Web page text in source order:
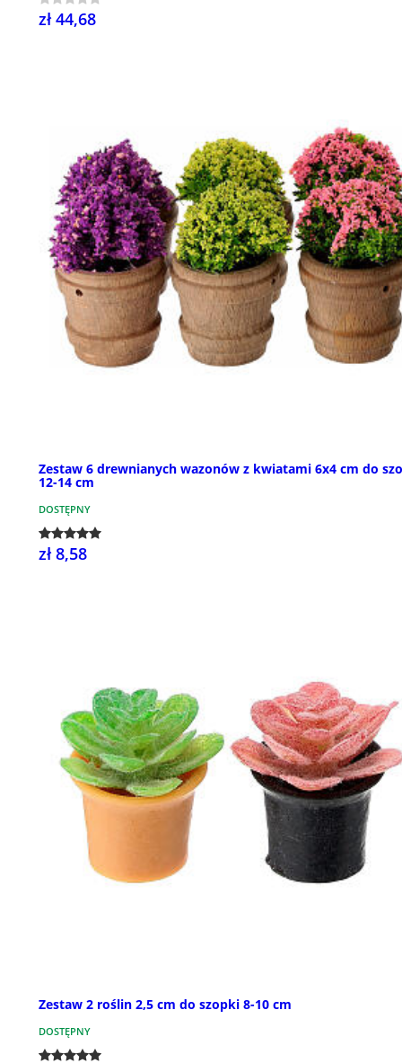
zł 44,68
Zestaw 6 drewnianych wazonów z kwiatami 6x4 cm do
12-14 cm
DOSTĘPNY
zł 8,58
Zestaw 2 roślin 2,5 cm do szopki 8-10 cm
DOSTĘPNY